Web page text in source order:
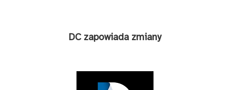
DC zapowiada zmiany